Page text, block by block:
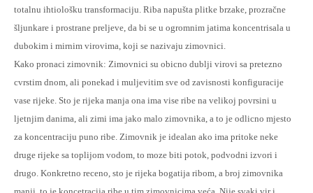
totalnu ihtiološku transformaciju. Riba napušta plitke brzake, prozračne
šljunkare i prostrane preljeve, da bi se u ogromnim jatima koncentrisala u
dubokim i mirnim virovima, koji se nazivaju zimovnici.
Kako pronaci zimovnik: Zimovnici su obicno dublji virovi sa pretezno
cvrstim dnom, ali ponekad i muljevitim sve od zavisnosti konfiguracije
vase rijeke. Sto je rijeka manja ona ima vise ribe na velikoj povrsini u
ljetnjim danima, ali zimi ima jako malo zimovnika, a to je odlicno mjesto
za koncentraciju puno ribe. Zimovnik je idealan ako ima pritoke neke
druge rijeke sa toplijom vodom, to moze biti potok, podvodni izvori i
drugo. Konkretno receno, sto je rijeka bogatija ribom, a broj zimovnika